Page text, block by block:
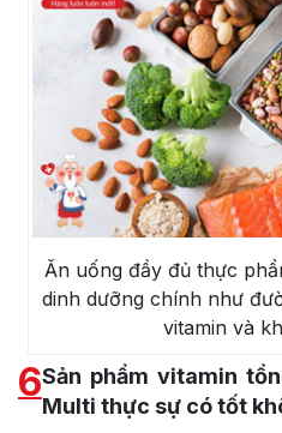
Ăn uống đầy đủ thực
dinh dưỡng chính như
vitamin và
6Sản phẩm vitamin
Multi thực sự có tốt